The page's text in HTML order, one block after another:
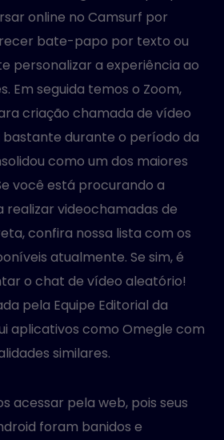
online no Camsurf por
bate-papo por texto ou
personalizar a experiência ao
Em seguida temos o Zoom,
criação chamada de vídeo
bastante durante o período da
como um dos maiores
você está procurando a
videochamadas de
confira nossa lista com os
atualmente. Se sim, é
o chat de vídeo aleatório!
pela Equipe Editorial da
aplicativos como Omegle com
similares.
acessar pela web, pois seus
foram banidos e